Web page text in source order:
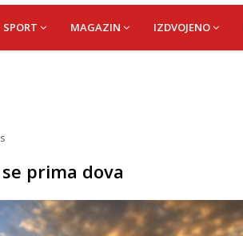
SPORT MAGAZIN IZDVOJENO
prima dova